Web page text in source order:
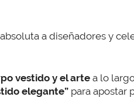
a diseñadores y
vestido y el arte a lo
elegante” para apostar